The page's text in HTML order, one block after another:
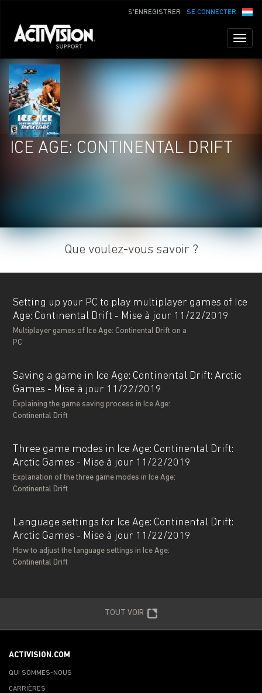
SE CONNECTER
S'ENREGISTRER
ICE AGE: CONTINENTAL DRIFT
Que voulez-vous savoir ?
Setting up your PC to play multiplayer games of Ice
Age: Continental Drift - Mise à jour 11/22/2019
Multiplayer games of Ice Age: Continental Drift on a
PC
Saving a game in Ice Age: Continental Drift: Arctic
Games - Mise à jour 11/22/2019
Explaining the game saving process in Ice Age:
Continental Drift
Three game modes in Ice Age: Continental Drift:
Arctic Games - Mise à jour 11/22/2019
Explanation of the three game modes in Ice Age:
Continental Drift
Language settings for Ice Age: Continental Drift:
Arctic Games - Mise à jour 11/22/2019
How to adjust the language settings in Ice Age:
Continental Drift
TOUT VOIR
ACTIVISION.COM
QUI SOMMES-NOUS
CARRIÈRES